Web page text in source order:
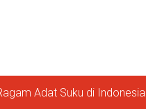
Adat Suku di Indonesia